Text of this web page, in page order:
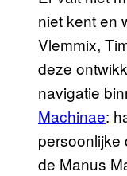
niet kent en
Vlemmix,
deze
navigatie
Machinae:
persoonlijke
de Manus